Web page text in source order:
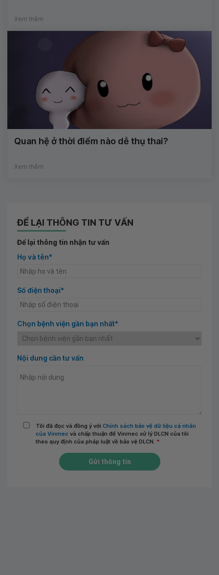
Xem thêm
Quan hệ ở thời điểm nào dễ thụ thai?
Xem thêm
ĐỂ LẠI THÔNG TIN TƯ VẤN
Để lại thông tin nhận tư vấn
Họ và tên*
Số điện thoại*
Chọn bệnh viện gần bạn nhất*
Nội dung cần tư vấn
Tôi đã đọc và đồng ý với Chính sách bảo vệ dữ liệu cá nhân
của Vinmec và chấp thuận để Vinmec xử lý DLCN của tôi
theo quy định của pháp luật về bảo vệ DLCN. *
Gửi thông tin